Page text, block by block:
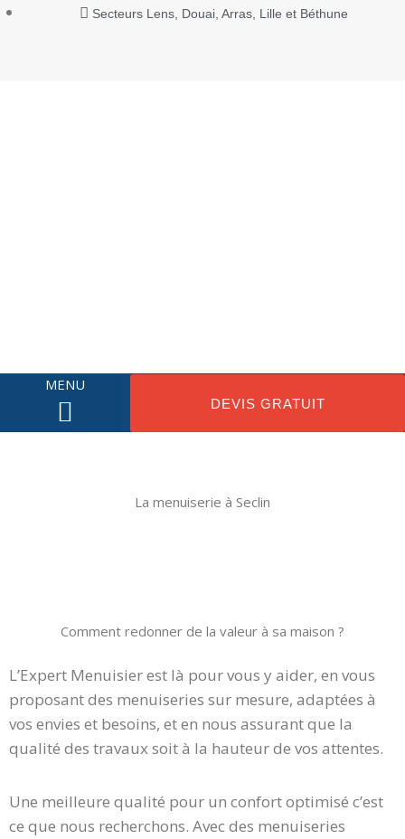
Secteurs Lens, Douai, Arras, Lille et Béthune
MENU
DEVIS GRATUIT
La menuiserie à Seclin
Comment redonner de la valeur à sa maison ?
L’Expert Menuisier est là pour vous y aider, en vous
proposant des menuiseries sur mesure, adaptées à
vos envies et besoins, et en nous assurant que la
qualité des travaux soit à la hauteur de vos attentes.
Une meilleure qualité pour un confort optimisé c’est
ce que nous recherchons. Avec des menuiseries